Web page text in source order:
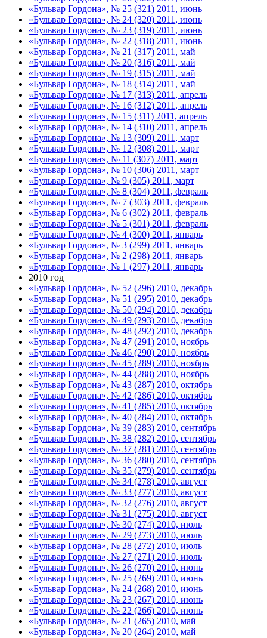
«Бульвар Гордона», № 25 (321) 2011, июнь
«Бульвар Гордона», № 24 (320) 2011, июнь
«Бульвар Гордона», № 23 (319) 2011, июнь
«Бульвар Гордона», № 22 (318) 2011, июнь
«Бульвар Гордона», № 21 (317) 2011, май
«Бульвар Гордона», № 20 (316) 2011, май
«Бульвар Гордона», № 19 (315) 2011, май
«Бульвар Гордона», № 18 (314) 2011, май
«Бульвар Гордона», № 17 (313) 2011, апрель
«Бульвар Гордона», № 16 (312) 2011, апрель
«Бульвар Гордона», № 15 (311) 2011, апрель
«Бульвар Гордона», № 14 (310) 2011, апрель
«Бульвар Гордона», № 13 (309) 2011, март
«Бульвар Гордона», № 12 (308) 2011, март
«Бульвар Гордона», № 11 (307) 2011, март
«Бульвар Гордона», № 10 (306) 2011, март
«Бульвар Гордона», № 9 (305) 2011, март
«Бульвар Гордона», № 8 (304) 2011, февраль
«Бульвар Гордона», № 7 (303) 2011, февраль
«Бульвар Гордона», № 6 (302) 2011, февраль
«Бульвар Гордона», № 5 (301) 2011, февраль
«Бульвар Гордона», № 4 (300) 2011, январь
«Бульвар Гордона», № 3 (299) 2011, январь
«Бульвар Гордона», № 2 (298) 2011, январь
«Бульвар Гордона», № 1 (297) 2011, январь
2010 год
«Бульвар Гордона», № 52 (296) 2010, декабрь
«Бульвар Гордона», № 51 (295) 2010, декабрь
«Бульвар Гордона», № 50 (294) 2010, декабрь
«Бульвар Гордона», № 49 (293) 2010, декабрь
«Бульвар Гордона», № 48 (292) 2010, декабрь
«Бульвар Гордона», № 47 (291) 2010, ноябрь
«Бульвар Гордона», № 46 (290) 2010, ноябрь
«Бульвар Гордона», № 45 (289) 2010, ноябрь
«Бульвар Гордона», № 44 (288) 2010, ноябрь
«Бульвар Гордона», № 43 (287) 2010, октябрь
«Бульвар Гордона», № 42 (286) 2010, октябрь
«Бульвар Гордона», № 41 (285) 2010, октябрь
«Бульвар Гордона», № 40 (284) 2010, октябрь
«Бульвар Гордона», № 39 (283) 2010, сентябрь
«Бульвар Гордона», № 38 (282) 2010, сентябрь
«Бульвар Гордона», № 37 (281) 2010, сентябрь
«Бульвар Гордона», № 36 (280) 2010, сентябрь
«Бульвар Гордона», № 35 (279) 2010, сентябрь
«Бульвар Гордона», № 34 (278) 2010, август
«Бульвар Гордона», № 33 (277) 2010, август
«Бульвар Гордона», № 32 (276) 2010, август
«Бульвар Гордона», № 31 (275) 2010, август
«Бульвар Гордона», № 30 (274) 2010, июль
«Бульвар Гордона», № 29 (273) 2010, июль
«Бульвар Гордона», № 28 (272) 2010, июль
«Бульвар Гордона», № 27 (271) 2010, июль
«Бульвар Гордона», № 26 (270) 2010, июнь
«Бульвар Гордона», № 25 (269) 2010, июнь
«Бульвар Гордона», № 24 (268) 2010, июнь
«Бульвар Гордона», № 23 (267) 2010, июнь
«Бульвар Гордона», № 22 (266) 2010, июнь
«Бульвар Гордона», № 21 (265) 2010, май
«Бульвар Гордона», № 20 (264) 2010, май